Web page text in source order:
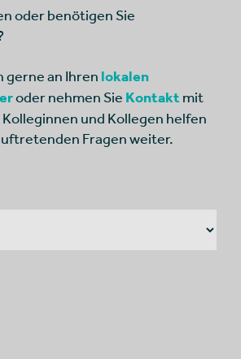
oder benötigen Sie
gerne an Ihren lokalen
oder nehmen Sie Kontaktmit
und Kollegen helfen
Fragen weiter.